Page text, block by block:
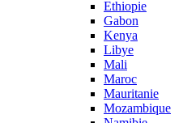
Ethiopie
Gabon
Kenya
Libye
Mali
Maroc
Mauritanie
Mozambique